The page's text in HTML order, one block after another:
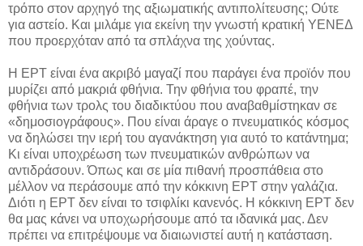
τρόπο στον αρχηγό της αξιωματικής αντιπολίτευσης; Ούτε
για αστείο. Και μιλάμε για εκείνη την γνωστή κρατική ΥΕΝΕΔ
που προερχόταν από τα σπλάχνα της χούντας.
Η ΕΡΤ είναι ένα ακριβό μαγαζί που παράγει ένα προϊόν που
μυρίζει από μακριά φθήνια. Την φθήνια του φραπέ, την
φθήνια των τρολς του διαδικτύου που αναβαθμίστηκαν σε
«δημοσιογράφους». Που είναι άραγε ο πνευματικός κόσμος
να δηλώσει την ιερή του αγανάκτηση για αυτό το κατάντημα;
Κι είναι υποχρέωση των πνευματικών ανθρώπων να
αντιδράσουν. Όπως και σε μία πιθανή προσπάθεια στο
μέλλον να περάσουμε από την κόκκινη ΕΡΤ στην γαλάζια.
Διότι η ΕΡΤ δεν είναι το τσιφλίκι κανενός. Η κόκκινη ΕΡΤ δεν
θα μας κάνει να υποχωρήσουμε από τα ιδανικά μας. Δεν
πρέπει να επιτρέψουμε να διαιωνιστεί αυτή η κατάσταση.